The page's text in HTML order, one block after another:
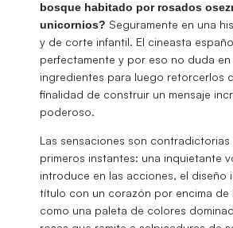
bosque habitado por rosados
unicornios? Seguramente en una
y de corte infantil. El cineasta
perfectamente y por eso no duda
ingredientes para luego retorcerlos
finalidad de construir un mensaje
poderoso.
Las sensaciones son contradictorias
primeros instantes: una inquietante
introduce en las acciones, el diseño
título con un corazón por encima de
como una paleta de colores